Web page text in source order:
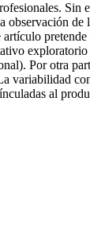
Sin
de
Por otra
variabilidad
al